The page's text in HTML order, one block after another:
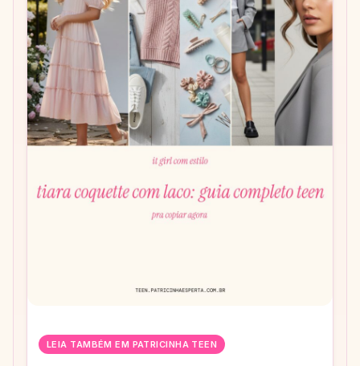
LEIA TAMBÉM EM PATRICINHA TEEN